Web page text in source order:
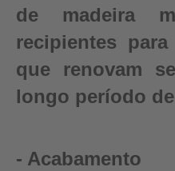
de madeira
recipientes
que renovam
longo período
- Acabamento